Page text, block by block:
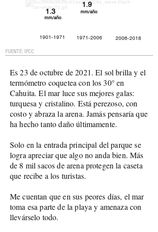
2006-2018
1901-1971 1971-2006
1.3
mm/año
1.9
mm/año
FUENTE: IPCC
Es 23 de octubre de 2021. El sol brilla y el
termómetro coquetea con los 30° en
Cahuita. El mar luce sus mejores galas:
turquesa y cristalino. Está perezoso, con
costo y abraza la arena. Jamás pensaría que
ha hecho tanto daño últimamente.
Solo en la entrada principal del parque se
logra apreciar que algo no anda bien. Más
de 8 mil sacos de arena protegen la caseta
que recibe a los turistas.
Me cuentan que en sus peores días, el mar
toma esa parte de la playa y amenaza con
llevárselo todo.